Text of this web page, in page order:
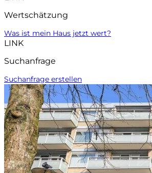
Wertschätzung
Was ist mein Haus jetzt wert?
LINK
Suchanfrage
Suchanfrage erstellen